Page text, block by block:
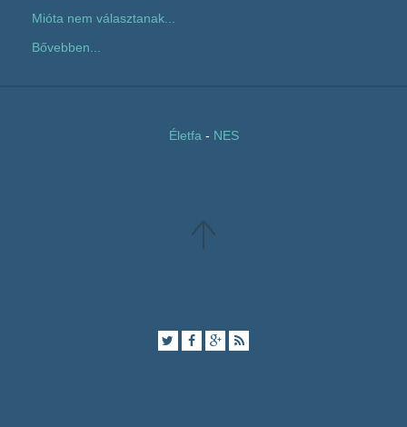
Mióta nem választanak...
Bővebben...
Életfa - NES